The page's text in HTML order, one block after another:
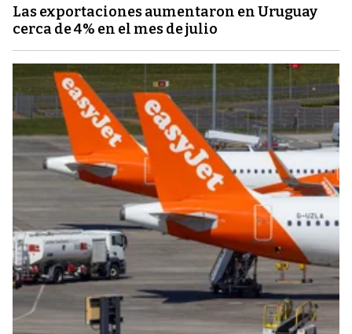
Las exportaciones aumentaron en Uruguay
cerca de 4% en el mes de julio